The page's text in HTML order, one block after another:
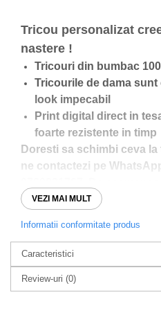
Tricou personalizat
nastere !
Tricouri din bumbac
Tricourile de dama
look impecabil
Print digital direct in
foarte rezistente in timp
Doresti sa schimbi ceva
ne contactezi pe
pentru initierea unei
Analizati ghidul de marimi
alegeti marimea perfecta!
VEZI MAI MULT
Informatii conformitate produs
Caracteristici
Review-uri (0)